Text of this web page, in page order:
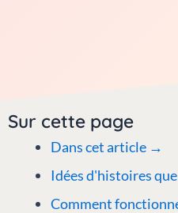
Sur cette page
Dans cet article →
Idées d'histoires
Comment